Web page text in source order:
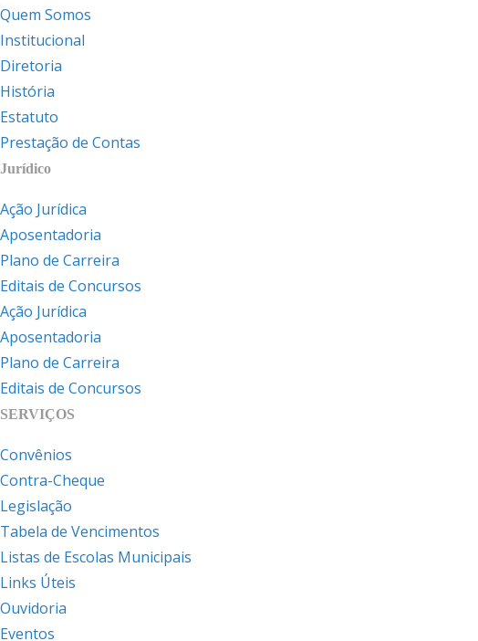
Quem Somos
Institucional
Diretoria
História
Estatuto
Prestação de Contas
Jurídico
Ação Jurídica
Aposentadoria
Plano de Carreira
Editais de Concursos
Ação Jurídica
Aposentadoria
Plano de Carreira
Editais de Concursos
SERVIÇOS
Convênios
Contra-Cheque
Legislação
Tabela de Vencimentos
Listas de Escolas Municipais
Links Úteis
Ouvidoria
Eventos